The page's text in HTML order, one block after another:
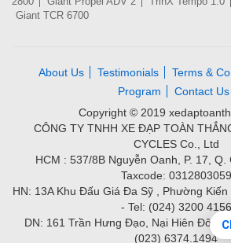
Giant TCR 6700
About Us Testimonials Terms &
Program
Contact Us
Copyright © 2019
CÔNG TY TNHH XE ĐẠP TOÀN
CYCLES Co., Ltd
HCM : 537/8B Nguyễn Oanh, P. 17, Q.
Taxcode: 0312803059
HN: 13A Khu Đấu Giá Đa Sỹ , Phường
- Tel: (024) 3200 4156
DN: 161 Trần Hưng Đạo, Nại Hiên Đông,
(023) 6374.1494